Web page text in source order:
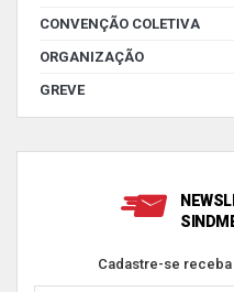
CONVENÇÃO COLETIVA
ORGANIZAÇÃO
GREVE
Cadastre-se